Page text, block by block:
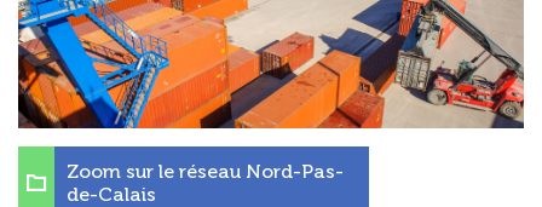
Zoom sur le réseau Nord-Pas-
de-Calais